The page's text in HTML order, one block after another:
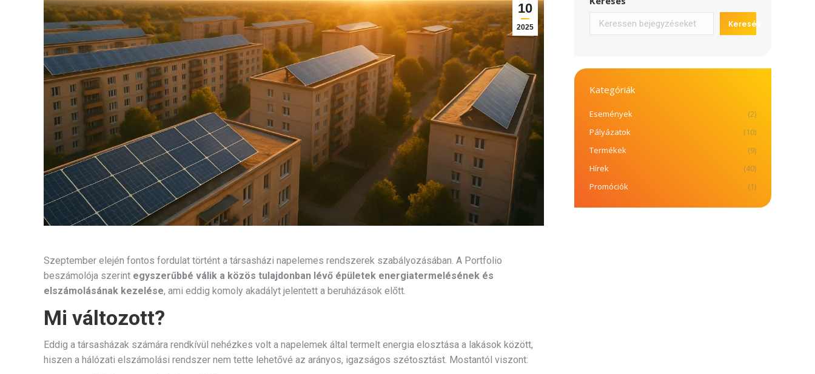
10
2025
Szeptember elején fontos fordulat történt a társasházi napelemes rendszerek szabályozásában. A Portfolio
beszámolója szerint egyszerűbbé válik a közös tulajdonban lévő épületek energiatermelésének és
elszámolásának kezelése, ami eddig komoly akadályt jelentett a beruházások előtt.
Mi változott?
Eddig a társasházak számára rendkívül nehézkes volt a napelemek által termelt energia elosztása a lakások között,
hiszen a hálózati elszámolási rendszer nem tette lehetővé az arányos, igazságos szétosztást. Mostantól viszont:
Keresés
Kategóriák
Események
(2)
Pályázatok
(10)
Termékek
(9)
Hírek
(40)
Promóciók
(1)